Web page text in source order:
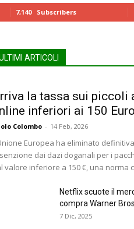
7,140 Subscribers
ARTICOLI
la tassa sui piccoli
inferiori ai 150 Euro
Colombo - 14 Feb, 2026
Europea ha eliminato
dai dazi doganali per i
valore inferiore a 150 €, una norma
Netflix scuote il
compra Warner
7 Dic, 2025